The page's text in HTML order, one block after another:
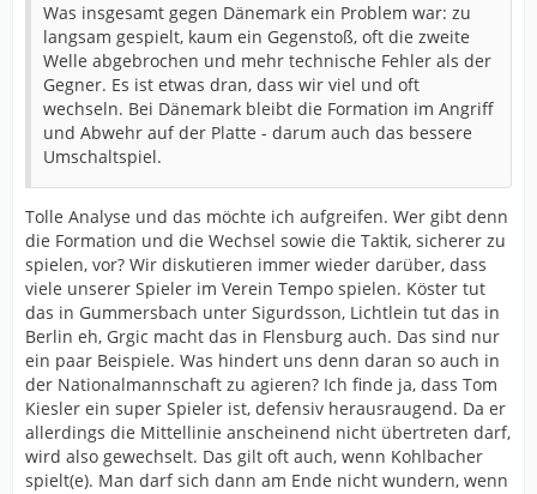
Was insgesamt gegen Dänemark ein Problem war: zu
langsam gespielt, kaum ein Gegenstoß, oft die zweite
Welle abgebrochen und mehr technische Fehler als der
Gegner. Es ist etwas dran, dass wir viel und oft
wechseln. Bei Dänemark bleibt die Formation im Angriff
und Abwehr auf der Platte - darum auch das bessere
Umschaltspiel.
Tolle Analyse und das möchte ich aufgreifen. Wer gibt denn
die Formation und die Wechsel sowie die Taktik, sicherer zu
spielen, vor? Wir diskutieren immer wieder darüber, dass
viele unserer Spieler im Verein Tempo spielen. Köster tut
das in Gummersbach unter Sigurdsson, Lichtlein tut das in
Berlin eh, Grgic macht das in Flensburg auch. Das sind nur
ein paar Beispiele. Was hindert uns denn daran so auch in
der Nationalmannschaft zu agieren? Ich finde ja, dass Tom
Kiesler ein super Spieler ist, defensiv herausraugend. Da er
allerdings die Mittellinie anscheinend nicht übertreten darf,
wird also gewechselt. Das gilt oft auch, wenn Kohlbacher
spielt(e). Man darf sich dann am Ende nicht wundern, wenn